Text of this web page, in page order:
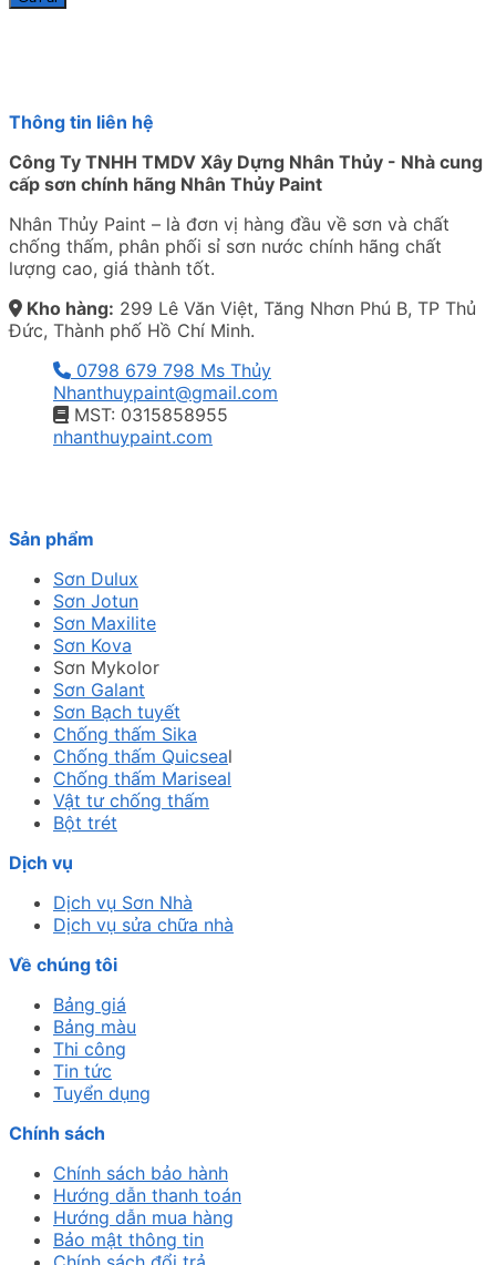
Thông tin liên hệ
Công Ty TNHH TMDV Xây Dựng Nhân Thủy - Nhà cung
cấp sơn chính hãng Nhân Thủy Paint
Nhân Thủy Paint – là đơn vị hàng đầu về sơn và chất
chống thấm, phân phối sỉ sơn nước chính hãng chất
lượng cao, giá thành tốt.
Kho hàng: 299 Lê Văn Việt, Tăng Nhơn Phú B, TP Thủ
Đức, Thành phố Hồ Chí Minh.
0798 679 798 Ms Thủy
Nhanthuypaint@gmail.com
MST: 0315858955
nhanthuypaint.com
Sản phẩm
Sơn Dulux
Sơn Jotun
Sơn Maxilite
Sơn Kova
Sơn Mykolor
Sơn Galant
Sơn Bạch tuyết
Chống thấm Sika
Chống thấm Quicseal
Chống thấm Mariseal
Vật tư chống thấm
Bột trét
Dịch vụ
Dịch vụ Sơn Nhà
Dịch vụ sửa chữa nhà
Về chúng tôi
Bảng giá
Bảng màu
Thi công
Tin tức
Tuyển dụng
Chính sách
Chính sách bảo hành
Hướng dẫn thanh toán
Hướng dẫn mua hàng
Bảo mật thông tin